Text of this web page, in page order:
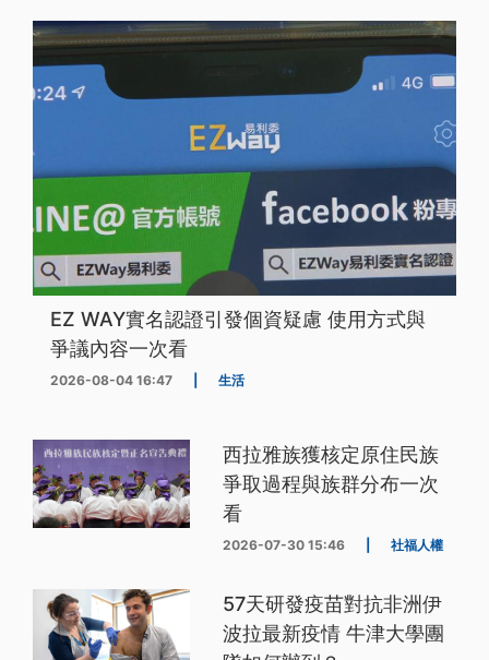
EZ WAY實名認證引發個資疑慮 使用方式與
爭議內容一次看
2026-08-04 16:47 生活
西拉雅族獲核定原住民族
爭取過程與族群分布一次
看
2026-07-30 15:46 社福人權
57天研發疫苗對抗非洲伊
波拉最新疫情 牛津大學團